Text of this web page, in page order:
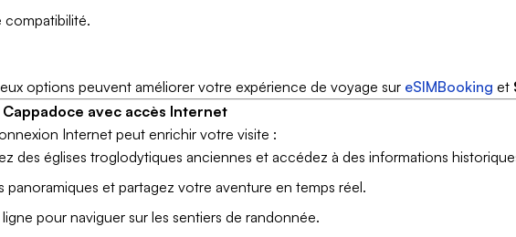
compatibilité.
options peuvent améliorer votre expérience de voyage sur eSIMBooking et
avec accès Internet
Internet peut enrichir votre visite :
des églises troglodytiques anciennes et accédez à des informations
panoramiques et partagez votre aventure en temps réel.
pour naviguer sur les sentiers de randonnée.